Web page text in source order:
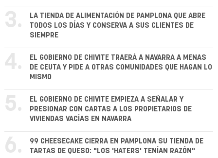
3.
LA TIENDA DE ALIMENTACIÓN DE PAMPLONA QUE ABRE
TODOS LOS DÍAS Y CONSERVA A SUS CLIENTES DE
SIEMPRE
4.
EL GOBIERNO DE CHIVITE TRAERÁ A NAVARRA A MENAS
DE CEUTA Y PIDE A OTRAS COMUNIDADES QUE HAGAN LO
MISMO
5.
EL GOBIERNO DE CHIVITE EMPIEZA A SEÑALAR Y
PRESIONAR CON CARTAS A LOS PROPIETARIOS DE
VIVIENDAS VACÍAS EN NAVARRA
6.
99 CHEESECAKE CIERRA EN PAMPLONA SU TIENDA DE
TARTAS DE QUESO: "LOS 'HATERS' TENÍAN RAZÓN"